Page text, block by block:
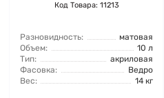
Код Товара: 11213
Разновидность:
матовая
Объем:
10 л
Тип:
акриловая
Фасовка:
Ведро
Вес:
14 кг